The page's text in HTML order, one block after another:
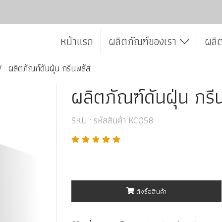
หน้าแรก ผลิตภัณฑ์ของเรา ผลิ
ผลิตภัณฑ์ดันฝุ่น กรีนพลัส
ผลิตภัณฑ์ดันฝุ่น กรี
SKU : รหัสสินค้า KC058
สั่งซื้อสินค้า